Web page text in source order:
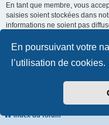
En poursuivant votre
l’utilisation de cookies.
En tant que membre, vous
saisies soient stockées dans
informations ne soient pas
consentement, ni « Cyclos-
comme responsables en cas
Index du forum
Développé par